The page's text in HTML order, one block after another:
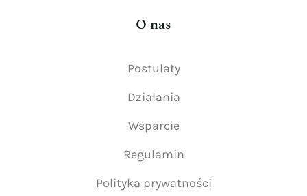
O nas
Postulaty
Działania
Wsparcie
Regulamin
Polityka prywatności